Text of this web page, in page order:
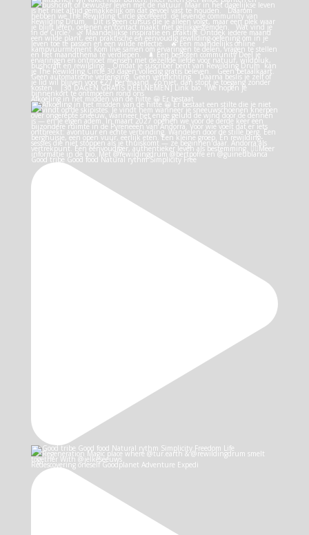
Afkoeling in het midden van de hitte 😀 Er bestaat
Good tribe Good food Natural rythm Simplicity Free
Redescovering oneself Goodplanet Adventure Expedi